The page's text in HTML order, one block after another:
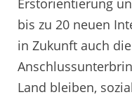
Erstorientierung
bis zu 20 neuen
in Zukunft auch
Land bleiben,